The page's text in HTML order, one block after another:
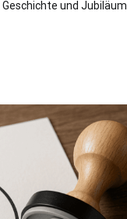
und Jubiläum